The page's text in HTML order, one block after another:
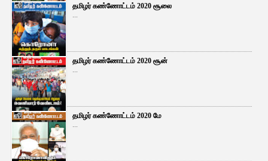
தமிழர் கண்ணோட்டம் 2020 சூலை
...
தமிழர் கண்ணோட்டம் 2020 சூன்
...
தமிழர் கண்ணோட்டம் 2020 மே
...